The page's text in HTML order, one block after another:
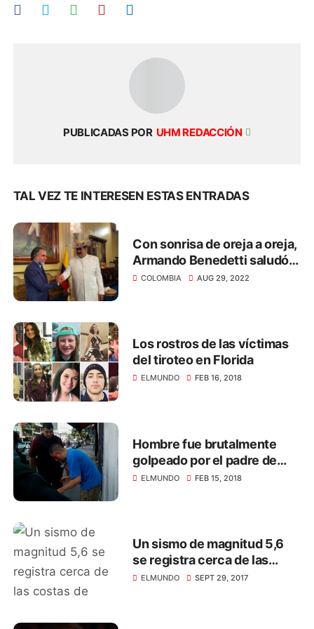
PUBLICADAS POR UHM REDACCIÓN
TAL VEZ TE INTERESEN ESTAS ENTRADAS
Con sonrisa de oreja a oreja,
Armando Benedetti saludó
Nicolás Maduro; le llevó
COLOMBIA AUG 29, 2022
Los rostros de las víctimas
del tiroteo en Florida
ELMUNDO FEB 16, 2018
Hombre fue brutalmente
golpeado por el padre de
una niña a la que acosaba
ELMUNDO FEB 15, 2018
Un sismo de magnitud 5,6
se registra cerca de las
costas de México
ELMUNDO SEPT 29, 2017